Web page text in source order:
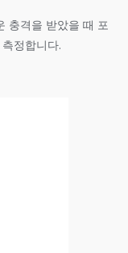
충격을 받았을 때 포
정합니다.